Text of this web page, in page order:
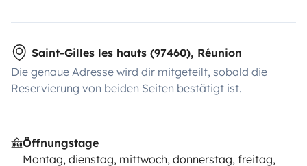
Saint-Gilles les hauts (97460), Réunion
Die genaue Adresse wird dir mitgeteilt, sobald die
Reservierung von beiden Seiten bestätigt ist.
Öffnungstage
Montag, dienstag, mittwoch, donnerstag, freitag,